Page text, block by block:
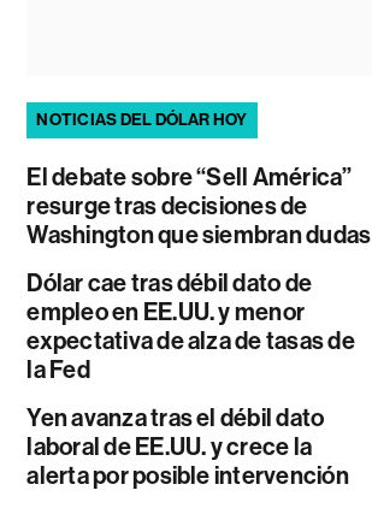
NOTICIAS DEL DÓLAR HOY
El debate sobre “Sell América”
resurge tras decisiones de
Washington que siembran dudas
Dólar cae tras débil dato de
empleo en EE.UU. y menor
expectativa de alza de tasas de
la Fed
Yen avanza tras el débil dato
laboral de EE.UU. y crece la
alerta por posible intervención